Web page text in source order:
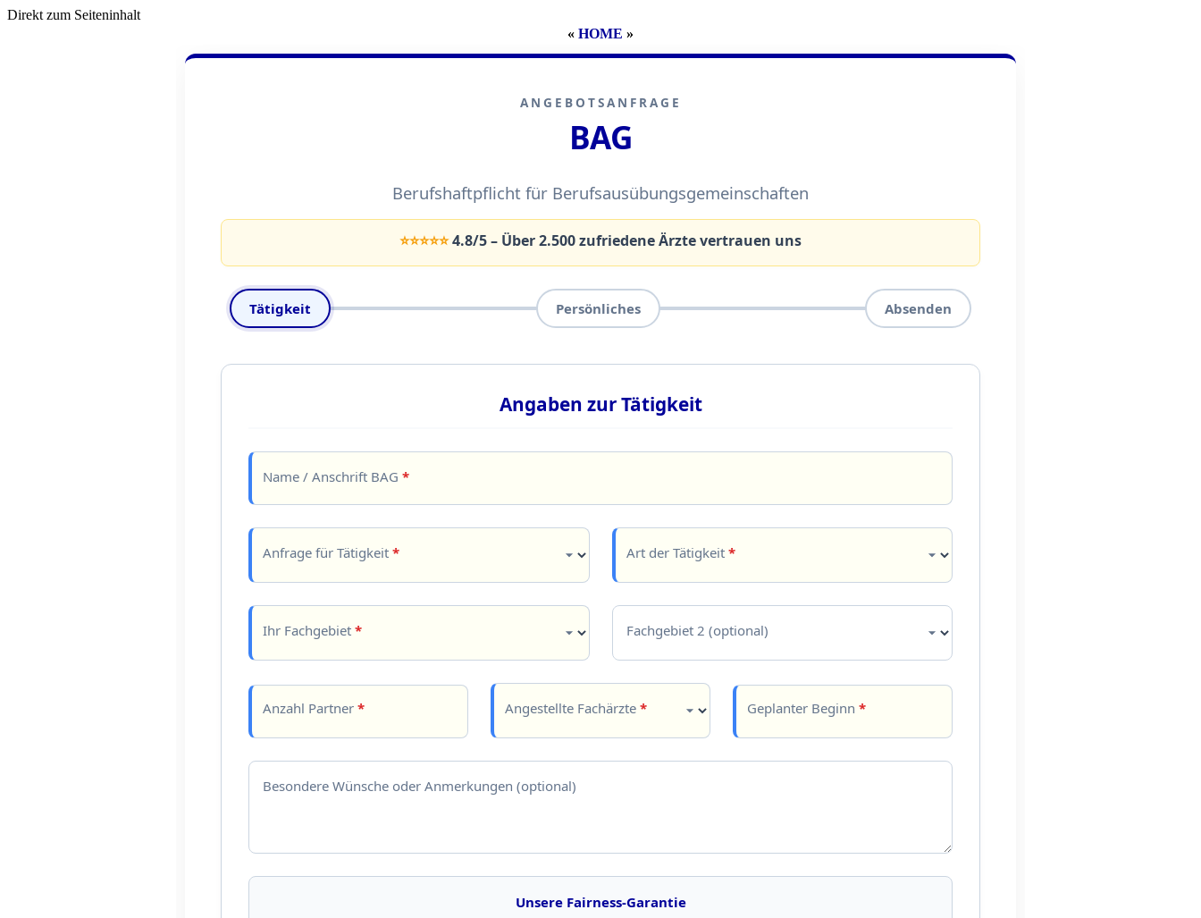
Direkt zum Seiteninhalt
« HOME »
ANGEBOTSANFRAGE
BAG
Berufshaftpflicht für Berufsausübungsgemeinschaften
⭐️⭐️⭐️⭐️⭐️4.8/5 – Über 2.500 zufriedene Ärzte vertrauen uns
Tätigkeit Persönliches Absenden
Angaben zur Tätigkeit
Name / Anschrift BAG *
Anfrage für Tätigkeit *
Ihr Fachgebiet * Fachgebiet 2 (optional)
Geplanter Beginn *
Art der Tätigkeit *
Anzahl Partner * Angestellte Fachärzte *
Besondere Wünsche oder Anmerkungen (optional)
Unsere Fairness-Garantie